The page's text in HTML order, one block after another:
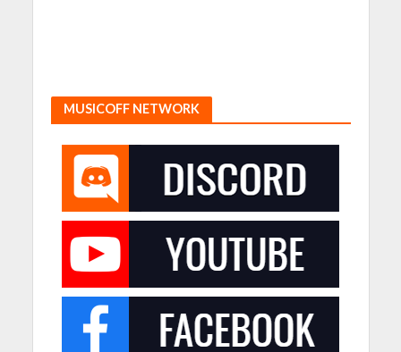
MUSICOFF NETWORK